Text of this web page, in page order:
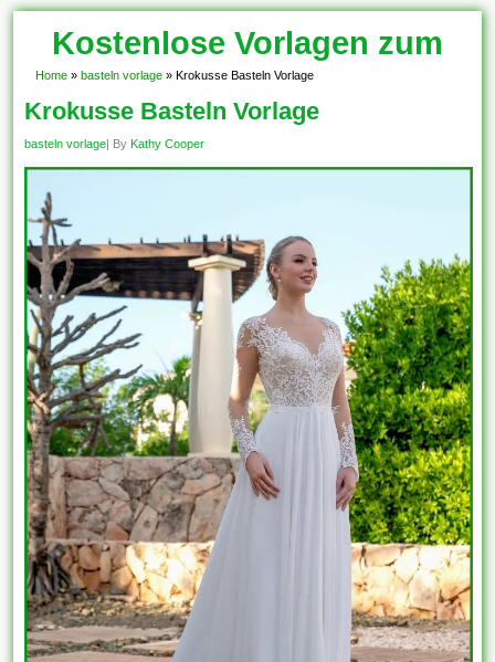
Kostenlose Vorlagen zum
Download!
Home » basteln vorlage » Krokusse Basteln Vorlage
Krokusse Basteln Vorlage
basteln vorlage| By Kathy Cooper